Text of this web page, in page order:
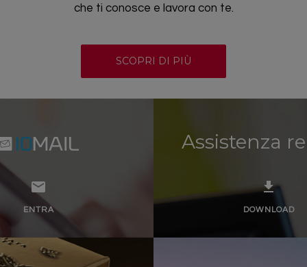
che ti conosce e lavora con te.
SCOPRI DI PIÙ
email
ENTRA
Assistenza
file_download
DOWNLOAD